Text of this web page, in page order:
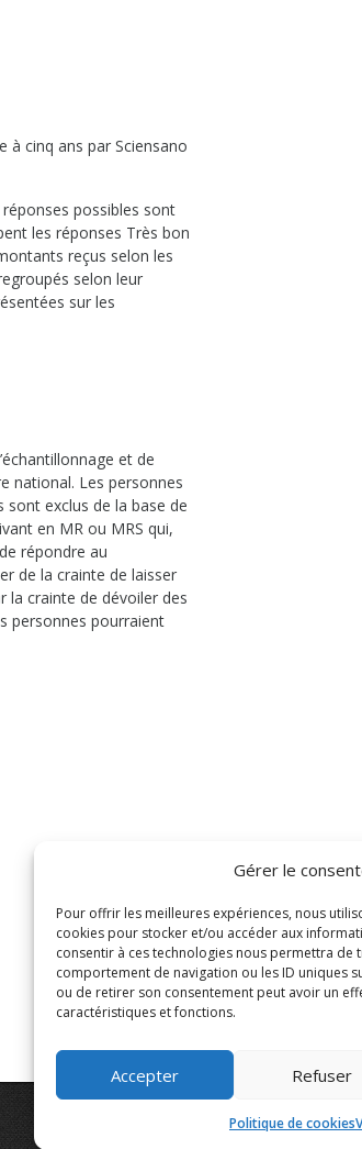
Gérer le
Pour offrir les meilleures expériences, nous
cookies pour stocker et/ou accéder aux
consentir à ces technologies nous permettra de
comportement de navigation ou les ID uniques
ou de retirer son consentement peut avoir un
caractéristiques et fonctions.
Accepter Refuser
Politique de cookies
à cinq ans par Sciensano
possibles sont
les réponses Très bon
reçus selon les
selon leur
sur les
et de
national. Les personnes
exclus de la base de
en MR ou MRS qui,
répondre au
de la crainte de laisser
la crainte de dévoiler des
personnes pourraient